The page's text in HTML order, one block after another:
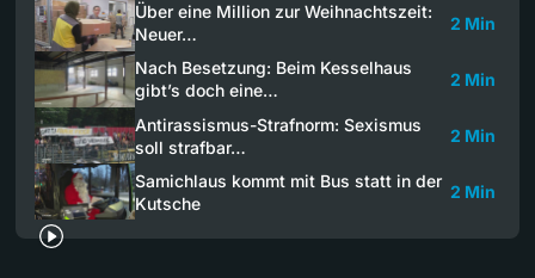
Über eine Million zur Weihnachtszeit:
Neuer…
2 Min
Nach Besetzung: Beim Kesselhaus
gibt’s doch eine…
2 Min
Antirassismus-Strafnorm: Sexismus
soll strafbar…
2 Min
Samichlaus kommt mit Bus statt in der
Kutsche
2 Min